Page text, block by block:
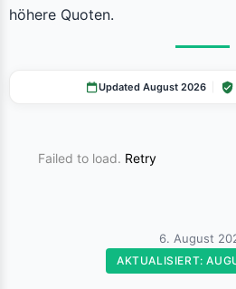
höhere Quoten.
Updated August 2026
Failed to load. Retry
6. August
AKTUALISIERT: